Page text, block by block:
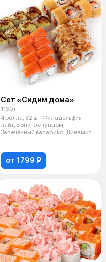
Сет «Сидим дома»
1130 г
4 ролла, 32 шт. Филадельфия
лайт, Бонито с тунцом,
Запеченный васабико, Динамит
от 1799 ₽